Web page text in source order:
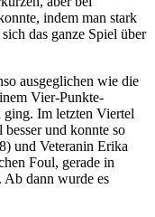
indem man stark
das ganze Spiel über
ausgeglichen wie die
Vier-Punkte-
ging. Im letzten Viertel
und konnte so
und Veteranin Erika
Foul, gerade in
Ab dann wurde es